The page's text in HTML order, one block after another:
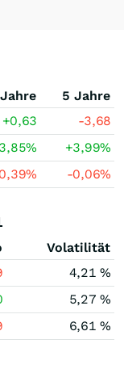
5 Jahre
+0,63
-3,68
% +3,99%
% -0,06%
Volatilität
4,21 %
5,27 %
6,61 %